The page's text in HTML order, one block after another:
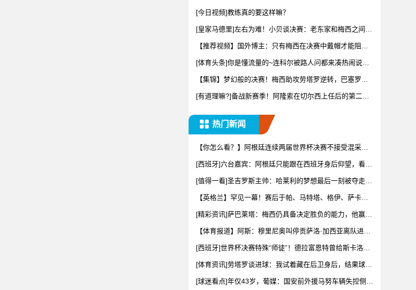
[今日视频]教练真的要这样嘛？
[皇家马德里]左右为难！小贝谈决赛：老东家和梅西之间难
【推荐视频】国外博主：只有梅西在决赛中戴帽才能阻止
[体育头条]你是懂流量的~连科尔被路人问都来凑热闹说勇
【集锦】梦幻般的决赛！梅西助攻劳塔罗逆转，巴塞罗那
[有道理嘛?]备战新赛季！阿隆索在切尔西上任后的第二堂
热门新闻
【你怎么看？】阿根廷连续两届世界杯决赛不接受混采！
[西班牙]六台嘉宾：阿根廷只能跟在西班牙身后仰望，看着
[值得一看]圣吉罗斯主帅：哈莱利的梦想最后一刻被夺走，
【英格兰】罕见一幕！赛后于帕、马特塔、格伊、萨卡等
[精彩资讯]萨巴莱塔：梅西仍具备决定胜负的能力，他赢得
【体育报道】阿斯：穆里尼奥叫停贡萨洛·加西亚离队进
[西班牙]世界杯决赛特殊“师徒”！德拉富恩特曾给斯卡洛尼
[体育资讯]劳塔罗谈进球：我试着藏在后卫身后，结果球刚
[球迷看点]年仅43岁，葡媒：国安前外援马努车辆失控侧